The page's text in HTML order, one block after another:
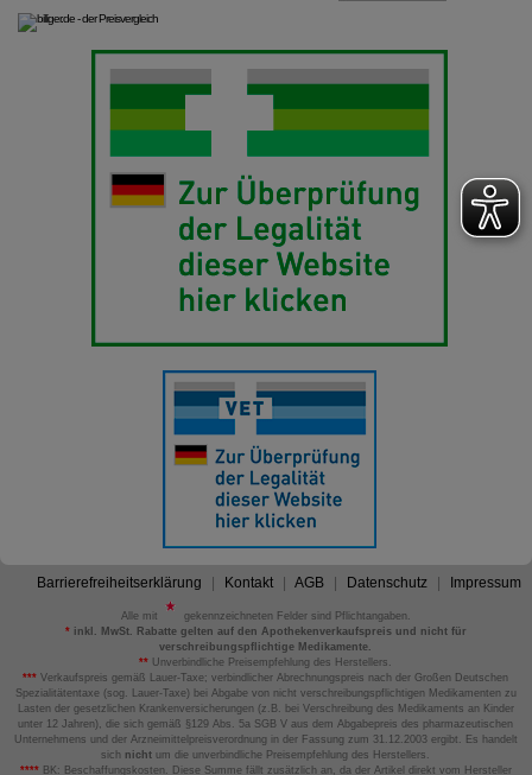
Barrierefreiheitserklärung Kontakt AGB Datenschutz Impressum
Alle mit
gekennzeichneten Felder sind Pflichtangaben.
*inkl. MwSt. Rabatte gelten auf den Apothekenverkaufspreis und nicht für
verschreibungspflichtige Medikamente.
** Unverbindliche Preisempfehlung des Herstellers.
*** Verkaufspreis gemäß Lauer-Taxe; verbindlicher Abrechnungspreis nach der Großen Deutschen
Spezialitätentaxe (sog. Lauer-Taxe) bei Abgabe von nicht verschreibungspflichtigen Medikamenten zu
Lasten der gesetzlichen Krankenversicherungen (z.B. bei Verschreibung des Medikaments an Kinder
unter 12 Jahren), die sich gemäß §129 Abs. 5a SGB V aus dem Abgabepreis des pharmazeutischen
Unternehmens und der Arzneimittelpreisverordnung in der Fassung zum 31.12.2003 ergibt. Es handelt
sich nicht um die unverbindliche Preisempfehlung des Herstellers.
****BK: Beschaffungskosten. Diese Summe fällt zusätzlich an, da der Artikel direkt vom Hersteller